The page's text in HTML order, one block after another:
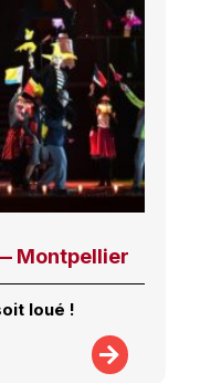
Montpellier
loué !